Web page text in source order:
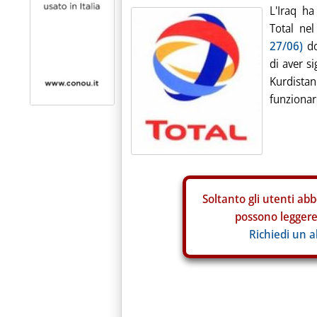
L'Iraq
Total
27/06)
di aver
Soltanto gli utenti
possono
Richiedi un